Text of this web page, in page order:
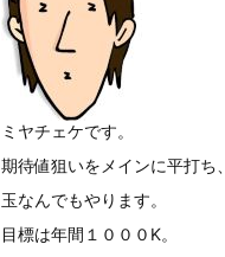
ミヤチェケです。
期待値狙いをメインに平打ち、
玉なんでもやります。
目標は年間１０００K。